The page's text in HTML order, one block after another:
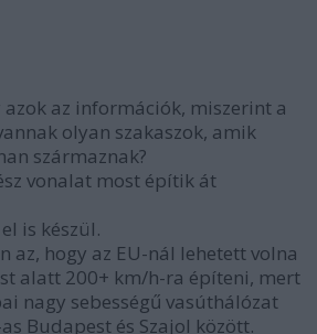
az információk, miszerint a
olyan szakaszok, amik
származnak?
vonalat most építik át
is készül.
az, hogy az EU-nál lehetett volna
alatt 200+ km/h-ra építeni, mert
nagy sebességű vasúthálózat
Budapest és Szajol között.